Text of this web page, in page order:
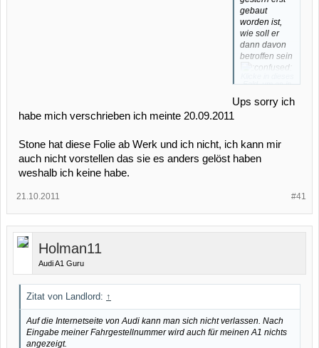
gebaut
worden ist,
wie soll er
dann davon
betroffen sein
Feld, um es in
Größe
anzuzeigen.
Ups sorry ich
habe mich verschrieben ich meinte 20.09.2011
Stone hat diese Folie ab Werk und ich nicht, ich kann mir
auch nicht vorstellen das sie es anders gelöst haben
weshalb ich keine habe.
#41
21.10.2011
Holman11
Audi A1 Guru
Zitat von Landlord: ↑
Auf die Internetseite von Audi kann man sich nicht verlassen. Nach
Eingabe meiner Fahrgestellnummer wird auch für meinen A1 nichts
angezeigt.